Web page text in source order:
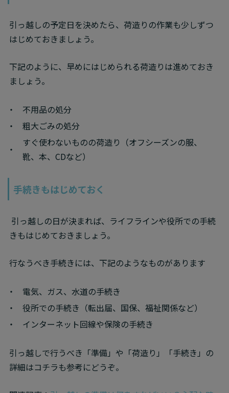
引っ越しの予定日を決めたら、荷造りの作業も少しずつ
はじめておきましょう。
下記のように、早めにはじめられる荷造りは進めておき
ましょう。
不用品の処分
粗大ごみの処分
すぐ使わないものの荷造り（オフシーズンの服、
靴、本、CDなど）
手続きもはじめておく
きもはじめておきましょう。
行なうべき手続きには、下記のようなものがあります
電気、ガス、水道の手続き
役所での手続き（転出届、国保、福祉関係など）
インターネット回線や保険の手続き
引っ越しで行うべき「準備」や「荷造り」「手続き」の
詳細はコチラも参考にどうぞ。